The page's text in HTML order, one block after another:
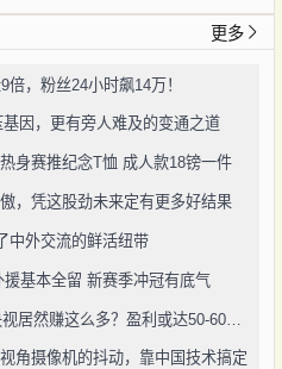
更多
，粉丝24小时飙14万！
因，更有旁人难及的变通之道
身赛推纪念T恤 成人款18镑一件
，凭这股劲未来定有更多好结果
中外交流的鲜活纽带
基本全留 新赛季冲冠有底气
压哨拿下2026世界杯版权，央视居然赚这么多？盈利或达50-60亿！
角摄像机的抖动，靠中国技术搞定